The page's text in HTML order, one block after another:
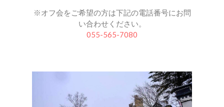
※オフ会をご希望の方は下記の電話番号にお問
い合わせください。
055-565-7080